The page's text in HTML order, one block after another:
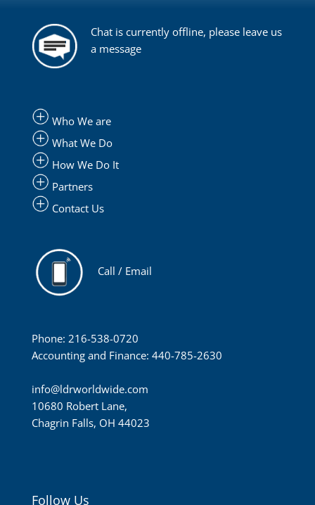
Chat is currently offline, please leave us
a message
Who We are
What We Do
How We Do It
Partners
Contact Us
Call / Email
Phone: 216-538-0720
Accounting and Finance: 440-785-2630
info@ldrworldwide.com
10680 Robert Lane,
Chagrin Falls, OH 44023
Follow Us